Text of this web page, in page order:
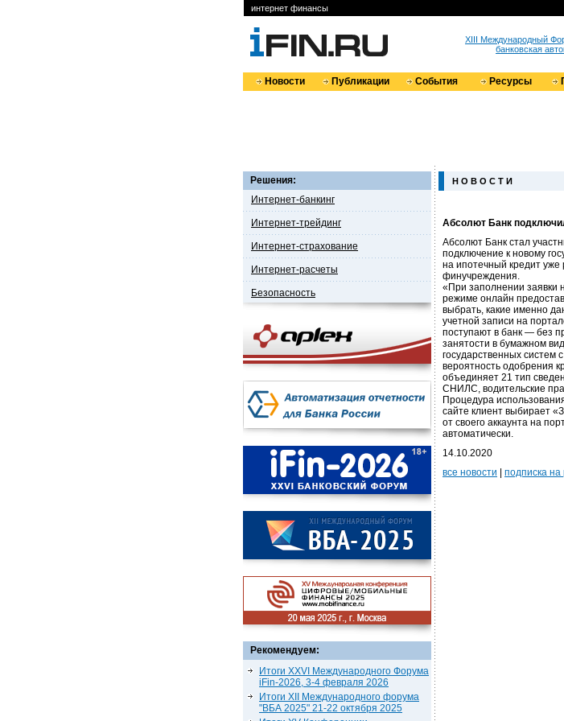
интернет финансы
XIII Международный
банковская
Новости Публикации События Ресурсы
Решения:
Интернет-банкинг
Интернет-трейдинг
Интернет-страхование
Интернет-расчеты
Безопасность
Рекомендуем:
Итоги XXVI Международного Форума
iFin-2026, 3-4 февраля 2026
Итоги XII Международного форума
"ВБА 2025" 21-22 октября 2025
Н О В О С Т И
​Абсолют Банк
Абсолют Банк стал
подключение к новому
на ипотечный кредит уже
финучреждения.
«При заполнении заявки
режиме онлайн
выбрать, какие именно
учетной записи на
поступают в банк — без
занятости в бумажном
государственных
вероятность одобрения
объединяет 21 тип
СНИЛС, водительские
Процедура
сайте клиент выбирает
от своего аккаунта на
автоматически.
14.10.2020
все новости
подписка на